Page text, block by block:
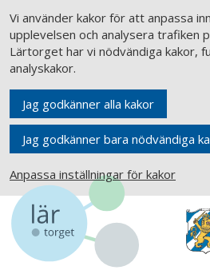
Vi använder kakor för att anpassa
upplevelsen och analysera trafiken
Lärtorget har vi nödvändiga kakor,
analyskakor.
Jag godkänner alla kakor
Jag godkänner bara nödvändiga
Anpassa inställningar för kakor